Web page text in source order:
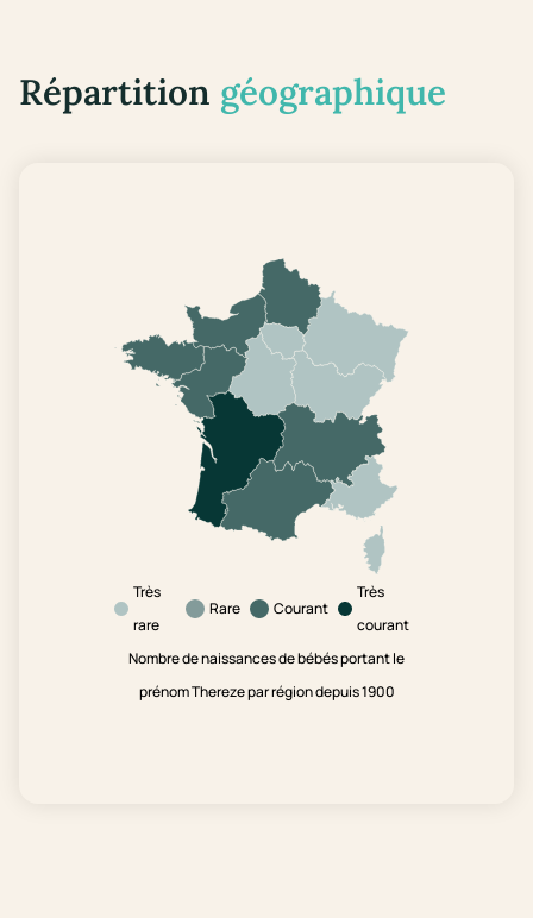
Répartition géographique
Très
rare
Rare Courant
Très
courant
Nombre de naissances de bébés portant le
prénom Thereze par région depuis 1900